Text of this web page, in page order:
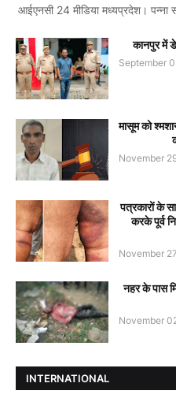
आईएनसी 24 मीडिया मध्यप्रदेश। पन्ना
कानपुर में
September
मासूम को
November
पत्रकारों के
करके पूर्व
November
नहर के पास
November
INTERNATIONAL